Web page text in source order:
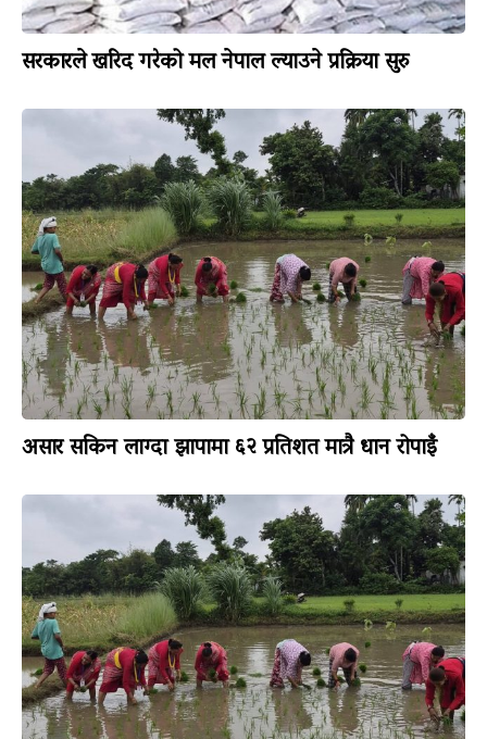
सरकारले खरिद गरेको मल नेपाल ल्याउने प्रक्रिया सुरु
असार सकिन लाग्दा झापामा ६२ प्रतिशत मात्रै धान रोपाइँ